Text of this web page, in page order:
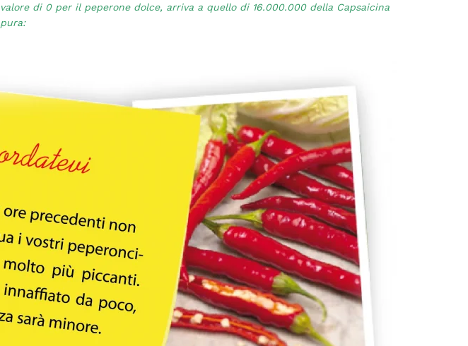
valore di 0 per il peperone dolce, arriva a quello di 16.000.000 della Capsaicina
pura: